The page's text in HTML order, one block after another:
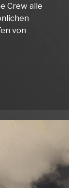
Crew alle
von